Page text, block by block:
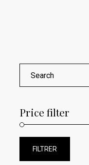
Search
Price filter
Prix
min
Prix
max
FILTRER